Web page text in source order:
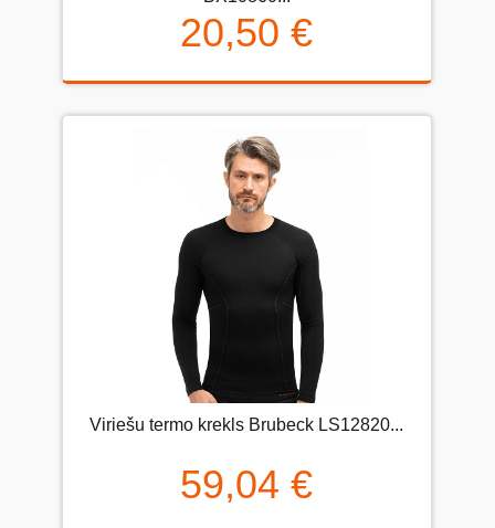
20,50 €
Viriešu termo krekls Brubeck LS12820...
59,04 €